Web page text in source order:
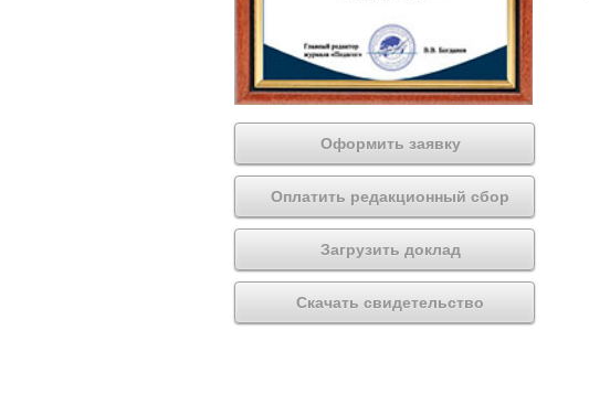
Оформить заявку
Оплатить редакционный сбор
Загрузить доклад
Скачать свидетельство